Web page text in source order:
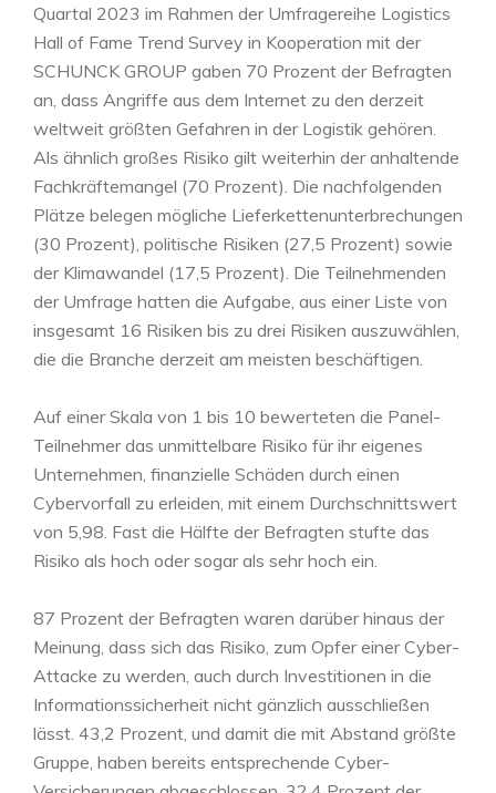
Quartal 2023 im Rahmen der Umfragereihe Logistics
Hall of Fame Trend Survey in Kooperation mit der
SCHUNCK GROUP gaben 70 Prozent der Befragten
an, dass Angriffe aus dem Internet zu den derzeit
weltweit größten Gefahren in der Logistik gehören.
Als ähnlich großes Risiko gilt weiterhin der anhaltende
Fachkräftemangel (70 Prozent). Die nachfolgenden
Plätze belegen mögliche Lieferkettenunterbrechungen
(30 Prozent), politische Risiken (27,5 Prozent) sowie
der Klimawandel (17,5 Prozent). Die Teilnehmenden
der Umfrage hatten die Aufgabe, aus einer Liste von
insgesamt 16 Risiken bis zu drei Risiken auszuwählen,
die die Branche derzeit am meisten beschäftigen.
Auf einer Skala von 1 bis 10 bewerteten die Panel-
Teilnehmer das unmittelbare Risiko für ihr eigenes
Unternehmen, finanzielle Schäden durch einen
Cybervorfall zu erleiden, mit einem Durchschnittswert
von 5,98. Fast die Hälfte der Befragten stufte das
Risiko als hoch oder sogar als sehr hoch ein.
87 Prozent der Befragten waren darüber hinaus der
Meinung, dass sich das Risiko, zum Opfer einer Cyber-
Attacke zu werden, auch durch Investitionen in die
Informationssicherheit nicht gänzlich ausschließen
lässt. 43,2 Prozent, und damit die mit Abstand größte
Gruppe, haben bereits entsprechende Cyber-